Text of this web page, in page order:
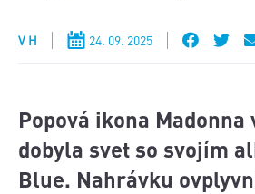
V H 24. 09. 2025
Popová ikona Madonna
dobyla svet so svojím
Blue. Nahrávku